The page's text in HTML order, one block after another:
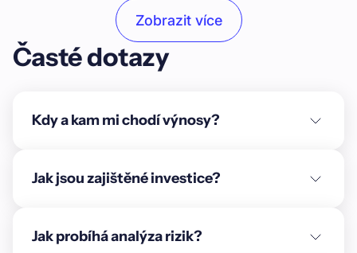
Unordered list
Item B
Text link
Emphasis
Zobrazit více
Časté dotazy
Kdy a kam mi chodí výnosy?
Jak jsou zajištěné investice?
Jak probíhá analýza rizik?